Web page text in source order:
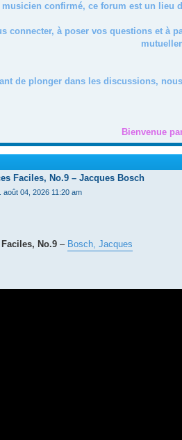
musicien confirmé, ce forum est un lieu
connecter, à poser vos questions et à
de plonger dans les discussions,
Bienvenue
Faciles, No.9 – Jacques Bosch
août 04, 2026 11:20 am
No.9 – Bosch, Jacques